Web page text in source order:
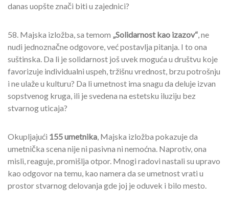
danas uopšte znači biti u zajednici?
58. Majska izložba, sa temom „Solidarnost kao izazov“ , ne
nudi jednoznačne odgovore, već postavlja pitanja. I to ona
suštinska. Da li je solidarnost još uvek moguća u društvu koje
favorizuje individualni uspeh, tržišnu vrednost, brzu potrošnju
i ne ulaže u kulturu? Da li umetnost ima snagu da deluje izvan
sopstvenog kruga, ili je svedena na estetsku iluziju bez
stvarnog uticaja?
Okupljajući 155 umetnika , Majska izložba pokazuje da
umetnička scena nije ni pasivna ni nemoćna. Naprotiv, ona
misli, reaguje, promišlja otpor. Mnogi radovi nastali su upravo
kao odgovor na temu, kao namera da se umetnost vrati u
prostor stvarnog delovanja gde joj je oduvek i bilo mesto.